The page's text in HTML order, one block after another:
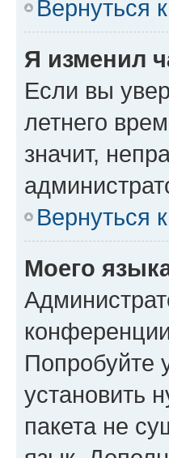
Вернуться
Я изменил
Если вы
летнего
значит,
Вернуться
Моего
Попробуйте
установить
пакета не